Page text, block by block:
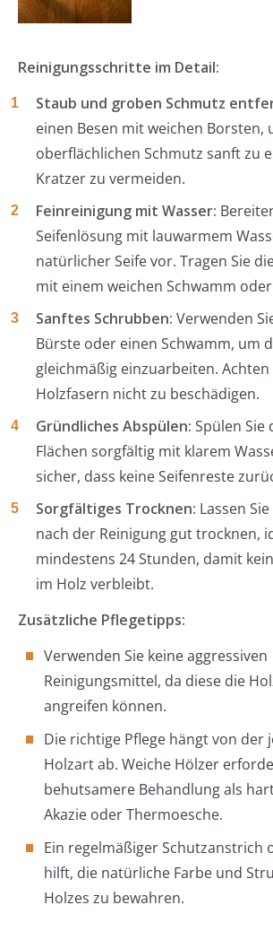
Reinigungsschritte im Detail:
Staub und groben Schmutz
einen Besen mit weichen Borsten,
oberflächlichen Schmutz sanft zu
Kratzer zu vermeiden.
Feinreinigung mit Wasser:
Seifenlösung mit lauwarmem
natürlicher Seife vor. Tragen Sie
mit einem weichen Schwamm
Sanftes Schrubben: Verwenden
Bürste oder einen Schwamm, um
gleichmäßig einzuarbeiten. Achten
Holzfasern nicht zu beschädigen.
Gründliches Abspülen: Spülen Sie
Flächen sorgfältig mit klarem
sicher, dass keine Seifenreste
Sorgfältiges Trocknen: Lassen
nach der Reinigung gut trocknen,
mindestens 24 Stunden, damit
im Holz verbleibt.
Zusätzliche Pflegetipps:
Verwenden Sie keine aggressiven
Reinigungsmittel, da diese die
angreifen können.
Die richtige Pflege hängt von der
Holzart ab. Weiche Hölzer
behutsamere Behandlung als
Akazie oder Thermoesche.
Ein regelmäßiger Schutzanstrich
hilft, die natürliche Farbe und
Holzes zu bewahren.